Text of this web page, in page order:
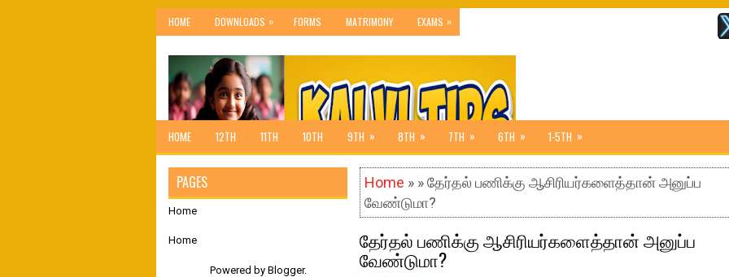
HOME DOWNLOADS » FORMS MATRIMONY EXAMS »
HOME 12TH 11TH 10TH 9TH » 8TH » 7TH » 6TH » 1-5TH »
Home » » தேர்தல் பணிக்கு ஆசிரியர்களைத்தான் அனுப்ப
வேண்டுமா?
தேர்தல் பணிக்கு ஆசிரியர்களைத்தான் அனுப்ப
வேண்டுமா?
PAGES
Home
Home
Powered by Blogger.